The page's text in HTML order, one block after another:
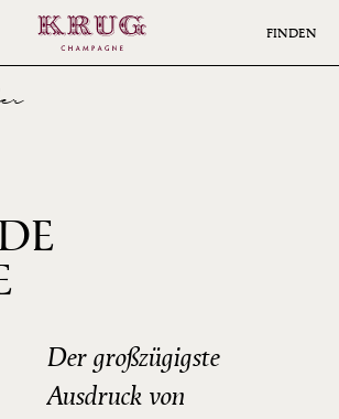
FINDEN
Der großzügigste
Ausdruck von